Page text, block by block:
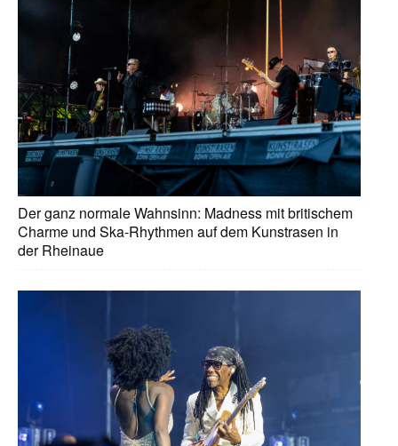
Der ganz normale Wahnsinn: Madness mit britischem
Charme und Ska-Rhythmen auf dem Kunstrasen in
der Rheinaue